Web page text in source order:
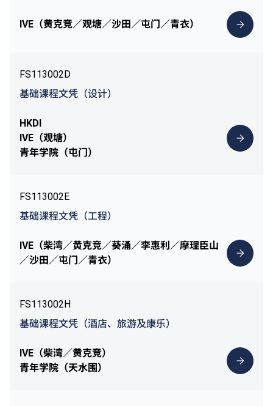
IVE（黄克竞／观塘／沙田／屯门／青衣）
FS113002D
基础课程文凭（设计）
HKDI
IVE（观塘）
青年学院（屯门）
FS113002E
基础课程文凭（工程）
IVE（柴湾／黄克竞／葵涌／李惠利／摩理臣山
／沙田／屯门／青衣）
FS113002H
基础课程文凭（酒店、旅游及康乐）
IVE（柴湾／黄克竞）
青年学院（天水围）